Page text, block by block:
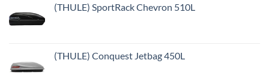
(THULE) SportRack Chevron 510L
(THULE) Conquest Jetbag 450L